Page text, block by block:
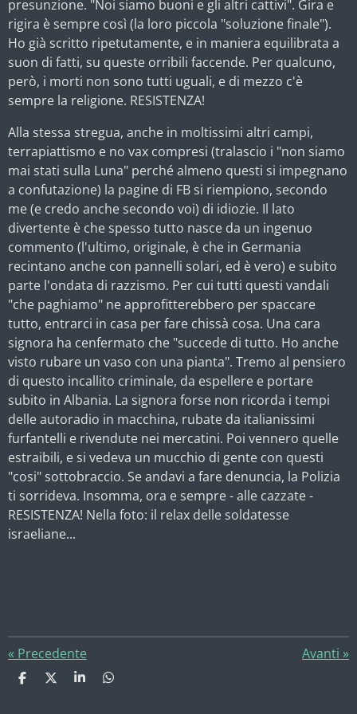
presunzione. "Noi siamo buoni e gli altri cattivi". Gira e
rigira è sempre così (la loro piccola "soluzione finale").
Ho già scritto ripetutamente, e in maniera equilibrata a
suon di fatti, su queste orribili faccende. Per qualcuno,
però, i morti non sono tutti uguali, e di mezzo c'è
sempre la religione. RESISTENZA!
Alla stessa stregua, anche in moltissimi altri campi,
terrapiattismo e no vax compresi (tralascio i "non siamo
mai stati sulla Luna" perché almeno questi si impegnano
a confutazione) la pagine di FB si riempiono, secondo
me (e credo anche secondo voi) di idiozie. Il lato
divertente è che spesso tutto nasce da un ingenuo
commento (l'ultimo, originale, è che in Germania
recintano anche con pannelli solari, ed è vero) e subito
parte l'ondata di razzismo. Per cui tutti questi vandali
"che paghiamo" ne approfitterebbero per spaccare
tutto, entrarci in casa per fare chissà cosa. Una cara
signora ha cenfermato che "succede di tutto. Ho anche
visto rubare un vaso con una pianta". Tremo al pensiero
di questo incallito criminale, da espellere e portare
subito in Albania. La signora forse non ricorda i tempi
delle autoradio in macchina, rubate da italianissimi
furfantelli e rivendute nei mercatini. Poi vennero quelle
estraibili, e si vedeva un mucchio di gente con questi
"cosi" sottobraccio. Se andavi a fare denuncia, la Polizia
ti sorrideva. Insomma, ora e sempre - alle cazzate -
RESISTENZA! Nella foto: il relax delle soldatesse
israeliane...
« Precedente Avanti »
C
C
C
C